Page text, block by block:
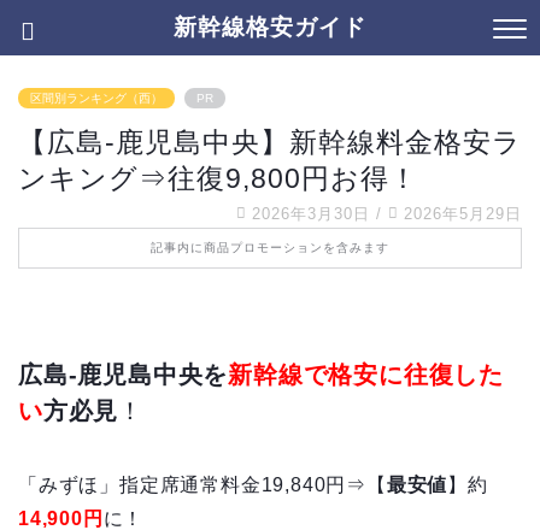
新幹線格安ガイド
区間別ランキング（西） PR
【広島-鹿児島中央】新幹線料金格安ラ
ンキング⇒往復9,800円お得！
2026年3月30日 / 2026年5月29日
記事内に商品プロモーションを含みます
広島-鹿児島中央を新幹線で格安に往復した
い方必見 ！
「みずほ」指定席通常料金19,840円⇒【 最安値 】約
14,900 円 に！